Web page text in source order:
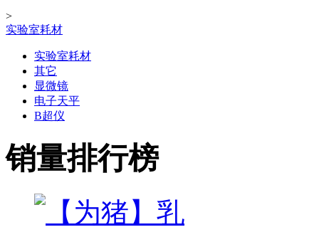
>
实验室耗材
实验室耗材
其它
显微镜
电子天平
B超仪
销量排行榜